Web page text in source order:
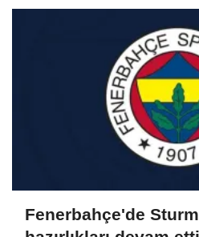
Fenerbahçe'de